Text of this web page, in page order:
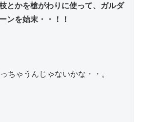
とかを槍がわりに使って、ガルダ
ンを始末・・！！
ゃうんじゃないかな・・。